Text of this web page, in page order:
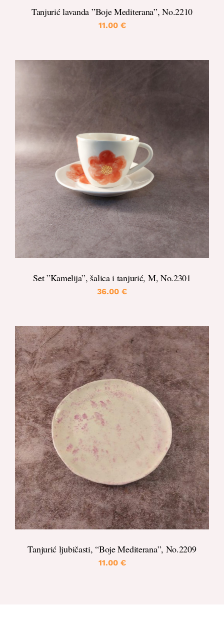
Tanjurić lavanda ”Boje Mediterana”, No.2210
11.00 €
DETALJI
Set ”Kamelija”, šalica i tanjurić, M, No.2301
36.00 €
Tanjurić ljubičasti, “Boje Mediterana”, No.2209
11.00 €